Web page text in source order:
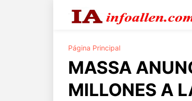
Página Principal
MASSA
MILLONES A